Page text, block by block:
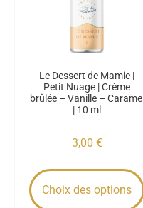
Le Dessert de Mamie |
Petit Nuage | Crème
brûlée – Vanille – Caramel
| 10 ml
3,00 €
Choix des options